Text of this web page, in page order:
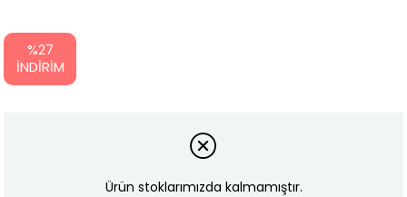
%27
İNDIRIM
Ürün stoklarımızda kalmamıştır.